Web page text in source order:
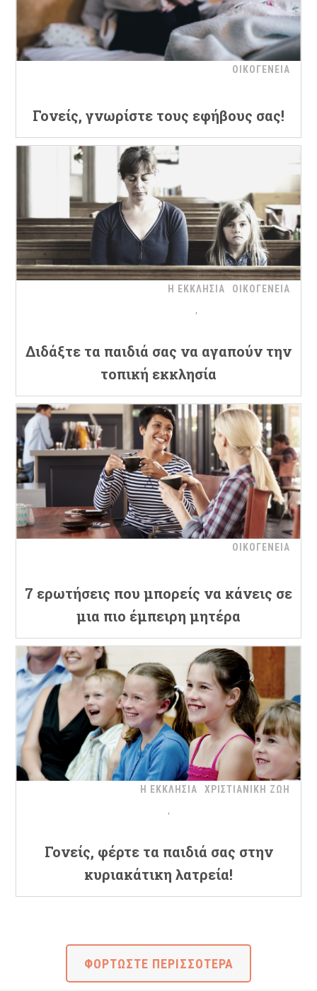
ΟΙΚΟΓΕΝΕΙΑ
Γονείς, γνωρίστε τους εφήβους σας!
Η ΕΚΚΛΗΣΙΑ ΟΙΚΟΓΕΝΕΙΑ
Διδάξτε τα παιδιά σας να αγαπούν την
τοπική εκκλησία
ΟΙΚΟΓΕΝΕΙΑ
7 ερωτήσεις που μπορείς να κάνεις σε
μια πιο έμπειρη μητέρα
Η ΕΚΚΛΗΣΙΑ ΧΡΙΣΤΙΑΝΙΚΗ ΖΩΗ
Γονείς, φέρτε τα παιδιά σας στην
κυριακάτικη λατρεία!
ΦΟΡΤΩΣΤΕ ΠΕΡΙΣΣΟΤΕΡΑ